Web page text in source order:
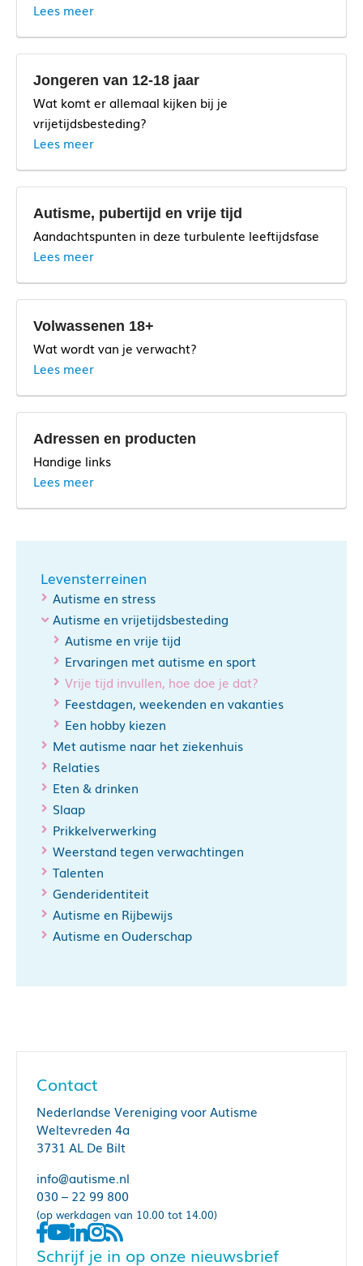
Lees meer
Jongeren van 12-18 jaar
Wat komt er allemaal kijken bij je
vrijetijdsbesteding?
Lees meer
Autisme, pubertijd en vrije tijd
Aandachtspunten in deze turbulente leeftijdsfase
Lees meer
www.autthere.nl
www.autisme.nl
www.mee.nl
Volwassenen 18+
Wat wordt van je verwacht?
Lees meer
Adressen en producten
Handige links
Lees meer
Levensterreinen
Autisme en stress
Autisme en vrijetijdsbesteding
Autisme en vrije tijd
Ervaringen met autisme en sport
Vrije tijd invullen, hoe doe je dat?
Feestdagen, weekenden en vakanties
Een hobby kiezen
Met autisme naar het ziekenhuis
Relaties
Eten & drinken
Slaap
Prikkelverwerking
Weerstand tegen verwachtingen
Talenten
Genderidentiteit
Autisme en Rijbewijs
Autisme en Ouderschap
Contact
Nederlandse Vereniging voor Autisme
Weltevreden 4a
3731 AL De Bilt
info@autisme.nl
030 – 22 99 800
(op werkdagen van 10.00 tot 14.00)
Schrijf je in op onze nieuwsbrief